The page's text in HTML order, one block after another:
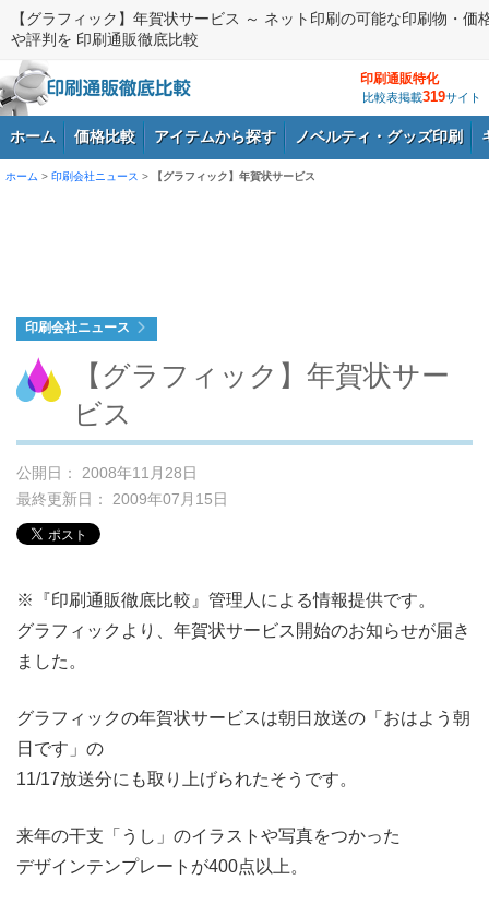
【グラフィック】年賀状サービス ～ ネット印刷の可能な印刷物・価
や評判を 印刷通販徹底比較
印刷通販特化
比較表掲載319サイト
ホーム 価格比較 アイテムから探す ノベルティ・グッズ印刷
ホーム > 印刷会社ニュース > 【グラフィック】年賀状サービス
印刷会社ニュース
【グラフィック】年賀状サー
ビス
公開日： 2008年11月28日
最終更新日： 2009年07月15日
※『印刷通販徹底比較』管理人による情報提供です。
グラフィックより、年賀状サービス開始のお知らせが届き
ました。
グラフィックの年賀状サービスは朝日放送の「おはよう朝
日です」の
11/17放送分にも取り上げられたそうです。
来年の干支「うし」のイラストや写真をつかった
デザインテンプレートが400点以上。